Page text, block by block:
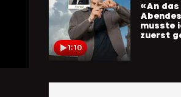
1:10
«An
musste
zuerst